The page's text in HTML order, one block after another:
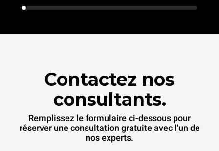
Contactez nos
consultants.
Remplissez le formulaire ci-dessous pour
réserver une consultation gratuite avec l'un de
nos experts.